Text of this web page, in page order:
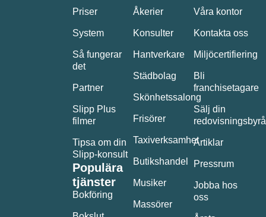
Priser
System
Så fungerar
det
Partner
Slipp Plus
filmer
Tipsa om din
Slipp-konsult
Populära
tjänster
Bokföring
Åkerier
Konsulter
Hantverkare
Städbolag
Skönhetssalong
Frisörer
Taxiverksamhet
Butikshandel
Musiker
Massörer
Våra kontor
Kontakta oss
Miljöcertifiering
Bli
franchisetagare
Sälj din
redovisningsbyrå
Artiklar
Pressrum
Jobba hos
oss